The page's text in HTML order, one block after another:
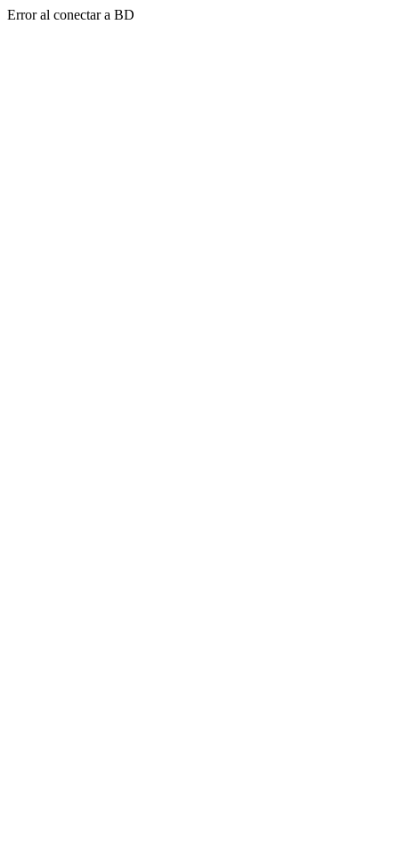
Error al conectar a BD